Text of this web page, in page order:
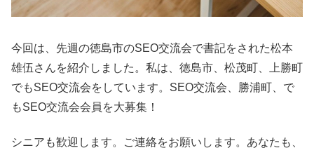
今回は、先週の徳島市のSEO交流会で書記をされた松本
雄伍さんを紹介しました。私は、徳島市、松茂町、上勝町
でもSEO交流会をしています。SEO交流会、勝浦町、で
もSEO交流会会員を大募集！
シニアも歓迎します。ご連絡をお願いします。あなたも、